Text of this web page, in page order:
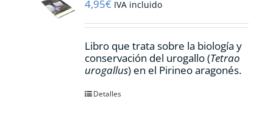
4,95€ IVA incluido
Libro que trata sobre la biología y
conservación del urogallo (Tetrao
urogallus) en el Pirineo aragonés.
Detalles